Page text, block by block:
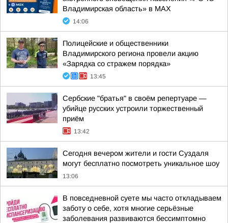
Владимирская область» в МАХ
14:06
Полицейские и общественники
Владимирского региона провели акцию
«Зарядка со стражем порядка»
13:45
Сербские "братья" в своём репертуаре —
убийце русских устроили торжественный
приём
13:42
Сегодня вечером жители и гости Суздаля
могут бесплатно посмотреть уникальное шоу
13:06
В повседневной суете мы часто откладываем
заботу о себе, хотя многие серьёзные
заболевания развиваются бессимптомно